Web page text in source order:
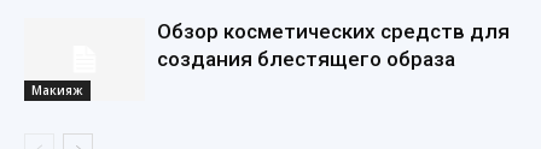
Макияж
Обзор косметических средств для
создания блестящего образа